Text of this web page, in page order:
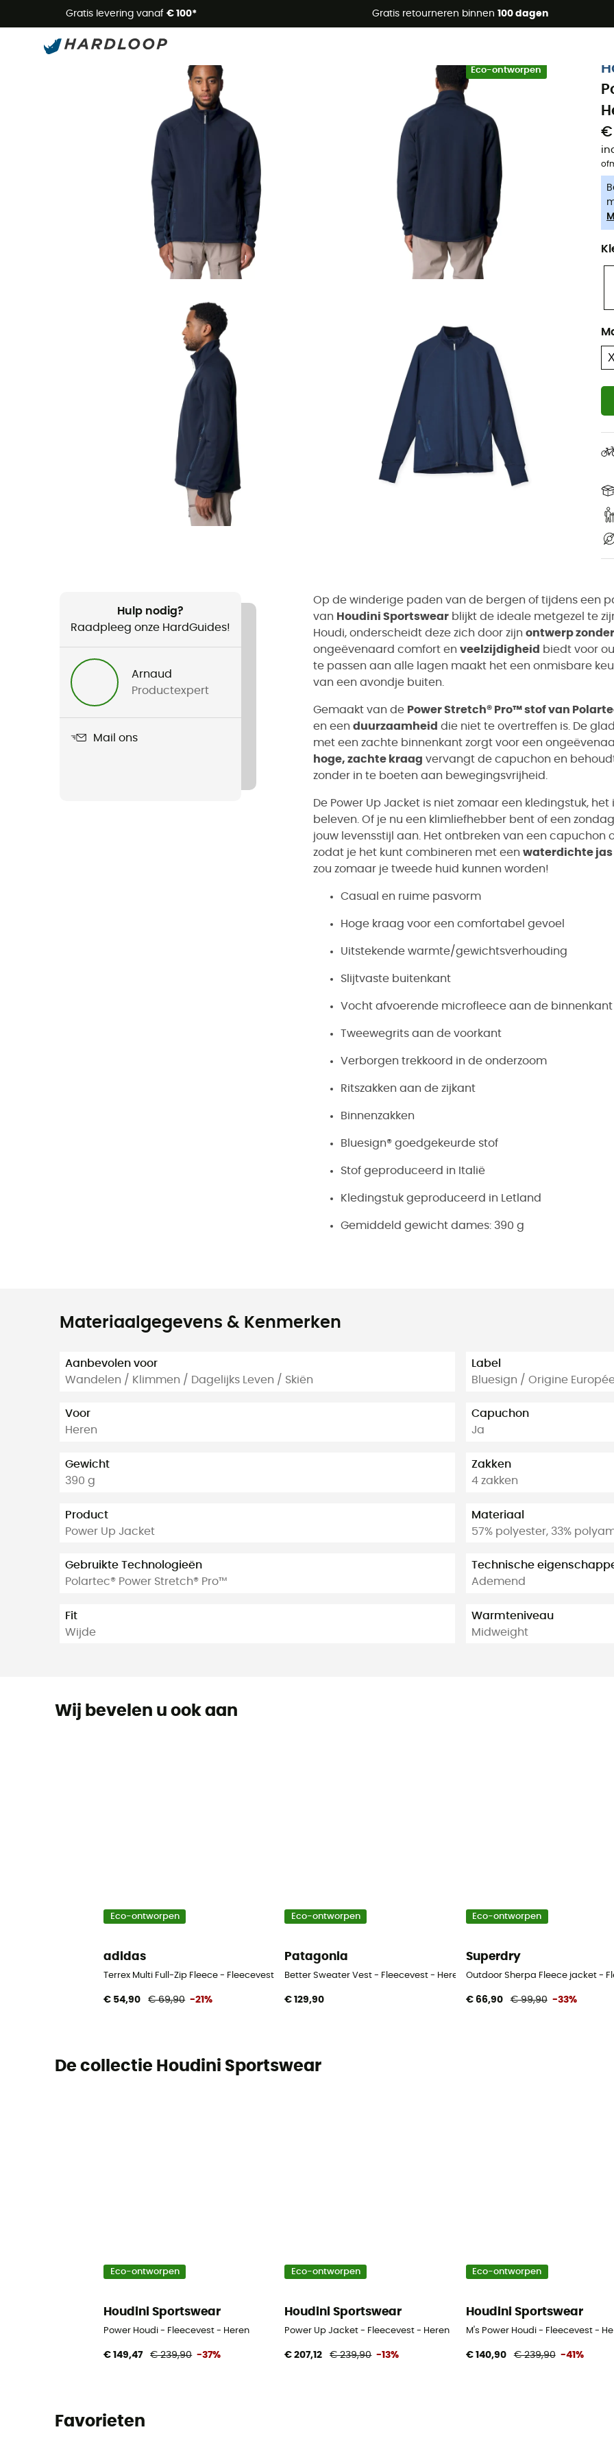
Gratis levering vanaf € 100* Gratis retourneren binnen 100 dagen
Zomeraanbiedingen 🔥 -5% EXTRA vanaf 2 producten* met code
Eco-ontworpen
€
of
Hulp nodig?
Raadpleeg onze HardGuides!
Arnaud
Productexpert
Mail ons
Op de winderige paden van de bergen of tijdens een
van Houdini Sportswear blijkt de ideale metgezel te
Houdi, onderscheidt deze zich door zijn ontwerp
ongeëvenaard comfort en veelzijdigheid biedt voor
te passen aan alle lagen maakt het een onmisbare
van een avondje buiten.
Gemaakt van de Power Stretch® Pro™ stof van
en een duurzaamheid die niet te overtreffen is. De
met een zachte binnenkant zorgt voor een
hoge, zachte kraag vervangt de capuchon en
zonder in te boeten aan bewegingsvrijheid.
De Power Up Jacket is niet zomaar een kledingstuk,
beleven. Of je nu een klimliefhebber bent of een
jouw levensstijl aan. Het ontbreken van een
zodat je het kunt combineren met een waterdichte jas
zou zomaar je tweede huid kunnen worden!
Casual en ruime pasvorm
Hoge kraag voor een comfortabel gevoel
Uitstekende warmte/gewichtsverhouding
Slijtvaste buitenkant
Vocht afvoerende microfleece aan de binnenkant
Tweewegrits aan de voorkant
Verborgen trekkoord in de onderzoom
Ritszakken aan de zijkant
Binnenzakken
Bluesign® goedgekeurde stof
Stof geproduceerd in Italië
Kledingstuk geproduceerd in Letland
Gemiddeld gewicht dames: 390 g
Materiaalgegevens & Kenmerken
Aanbevolen voor
Wandelen / Klimmen / Dagelijks Leven / Skiën
Voor
Heren
Gewicht
390 g
Product
Power Up Jacket
Gebruikte Technologieën
Polartec® Power Stretch® Pro™
Fit
Wijde
Label
Bluesign / Origine
Capuchon
Ja
Zakken
4 zakken
Materiaal
57% polyester, 33%
Technische
Ademend
Warmteniveau
Midweight
Wij bevelen u ook aan
Eco-ontworpen
adidas
Terrex Multi Full-Zip Fleece - Fleecevest - Heren
€ 54,90 € 69,90 -21%
Eco-ontworpen
Patagonia
Better Sweater Vest - Fleecevest - Heren
€ 129,90
Eco-ontworpen
Superdry
Outdoor Sherpa Fleece jacket -
€ 66,90 € 99,90 -33%
De collectie Houdini Sportswear
Eco-ontworpen
Houdini Sportswear
Power Houdi - Fleecevest - Heren
€ 149,47 € 239,90 -37%
Eco-ontworpen
Houdini Sportswear
Power Up Jacket - Fleecevest - Heren
€ 207,12 € 239,90 -13%
Eco-ontworpen
Houdini Sportswear
M's Power Houdi - Fleecevest -
€ 140,90 € 239,90 -41%
Favorieten